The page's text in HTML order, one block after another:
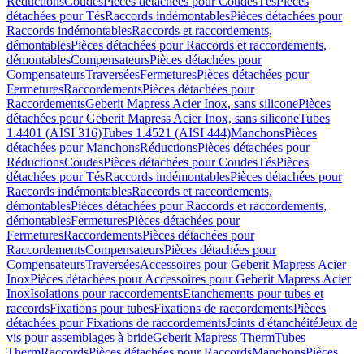
détachées pour TésRaccords indémontablesPièces détachées pour
Raccords indémontablesRaccords et raccordements,
démontablesPièces détachées pour Raccords et raccordements,
démontablesCompensateursPièces détachées pour
CompensateursTraverséesFermeturesPièces détachées pour
FermeturesRaccordementsPièces détachées pour
RaccordementsGeberit Mapress Acier Inox, sans siliconePièces
détachées pour Geberit Mapress Acier Inox, sans siliconeTubes
1.4401 (AISI 316)Tubes 1.4521 (AISI 444)ManchonsPièces
détachées pour ManchonsRéductionsPièces détachées pour
RéductionsCoudesPièces détachées pour CoudesTésPièces
détachées pour TésRaccords indémontablesPièces détachées pour
Raccords indémontablesRaccords et raccordements,
démontablesPièces détachées pour Raccords et raccordements,
démontablesFermeturesPièces détachées pour
FermeturesRaccordementsPièces détachées pour
RaccordementsCompensateursPièces détachées pour
CompensateursTraverséesAccessoires pour Geberit Mapress Acier
InoxPièces détachées pour Accessoires pour Geberit Mapress Acier
InoxIsolations pour raccordementsEtanchements pour tubes et
raccordsFixations pour tubesFixations de raccordementsPièces
détachées pour Fixations de raccordementsJoints d'étanchéitéJeux de
vis pour assemblages à brideGeberit Mapress ThermTubes